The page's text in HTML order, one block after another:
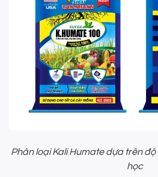
Phân loại Kali Humate dựa trên
học